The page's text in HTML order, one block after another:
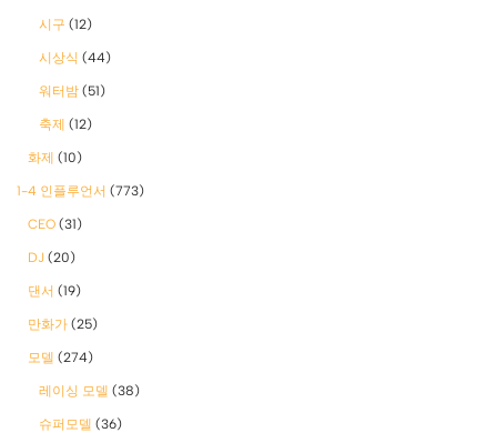
시구 (12)
시상식 (44)
워터밤 (51)
축제 (12)
화제 (10)
1-4 인플루언서 (773)
CEO (31)
DJ (20)
댄서 (19)
만화가 (25)
모델 (274)
레이싱 모델 (38)
슈퍼모델 (36)